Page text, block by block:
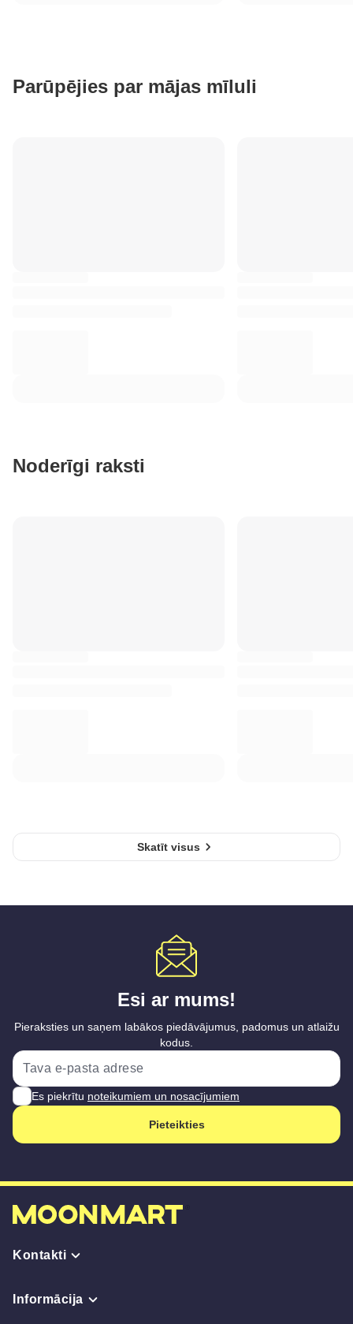
Parūpējies par mājas mīluli
Noderīgi raksti
Skatīt visus
Esi ar mums!
Pieraksties un saņem labākos piedāvājumus, padomus un atlaižu
kodus.
Es piekrītu noteikumiem un nosacījumiem
Pieteikties
Kontakti
Informācija